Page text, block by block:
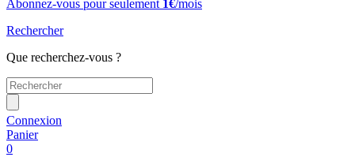
Abonnez-vous pour seulement 1€/mois
Rechercher
Que recherchez-vous ?
Connexion
Panier
0